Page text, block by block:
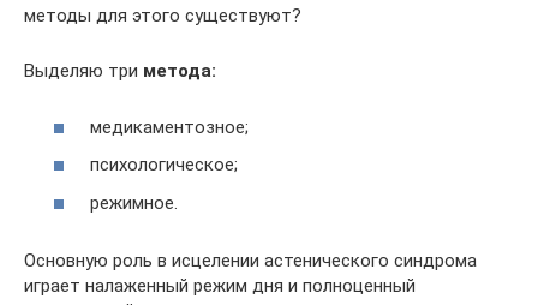
методы для этого существуют?
Выделяю три метода:
медикаментозное;
психологическое;
режимное.
Основную роль в исцелении астенического синдрома
играет налаженный режим дня и полноценный